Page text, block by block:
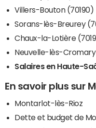
Villers-Bouton (70190)
Sorans-lès-Breurey
Chaux-la-Lotière
Neuvelle-lès-Cromary
Salaires en Haute-
En savoir plus sur
Montarlot-lès-Rioz
Dette et budget de